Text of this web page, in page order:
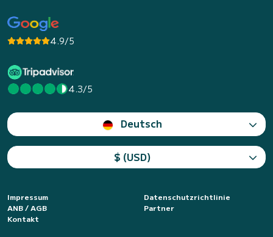
4.9/5
4.3/5
Deutsch
$ (USD)
Impressum
Datenschutzrichtlinie
ANB / AGB
Partner
Kontakt